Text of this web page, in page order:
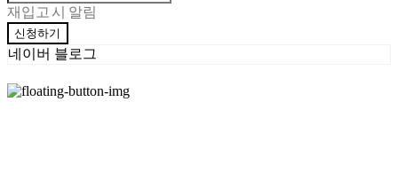
재입고 시 알림
신청하기
네이버 블로그